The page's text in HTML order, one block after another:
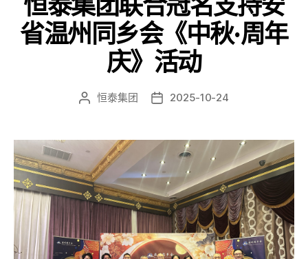
省温州同乡会《中秋·周年
庆》活动
恒泰集团 2025-10-24